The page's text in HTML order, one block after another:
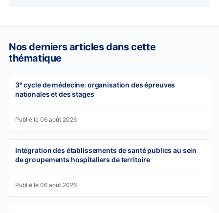
Nos derniers articles dans cette
thématique
3ᵉ cycle de médecine: organisation des épreuves
nationales et des stages
Publié le 06 août 2026
Intégration des établissements de santé publics au sein
de groupements hospitaliers de territoire
Publié le 06 août 2026